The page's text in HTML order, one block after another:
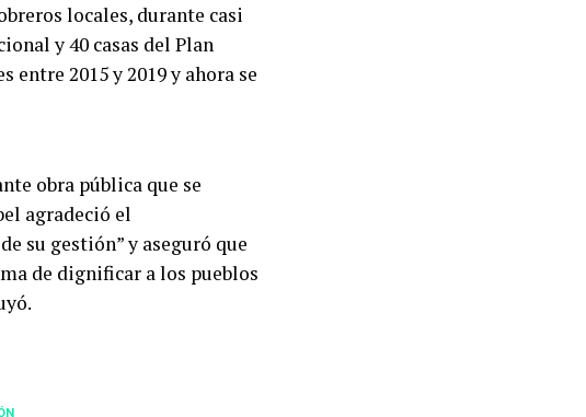
locales, durante casi
y 40 casas del Plan
entre 2015 y 2019 y ahora se
obra pública que se
agradeció el
su gestión” y aseguró que
de dignificar a los pueblos